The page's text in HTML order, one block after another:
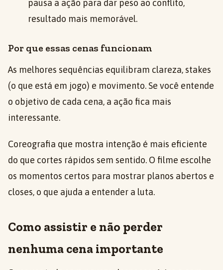
pausa a ação para dar peso ao conflito,
resultado mais memorável.
Por que essas cenas funcionam
As melhores sequências equilibram clareza, stakes
(o que está em jogo) e movimento. Se você entende
o objetivo de cada cena, a ação fica mais
interessante.
Coreografia que mostra intenção é mais eficiente
do que cortes rápidos sem sentido. O filme escolhe
os momentos certos para mostrar planos abertos e
closes, o que ajuda a entender a luta.
Como assistir e não perder
nenhuma cena importante